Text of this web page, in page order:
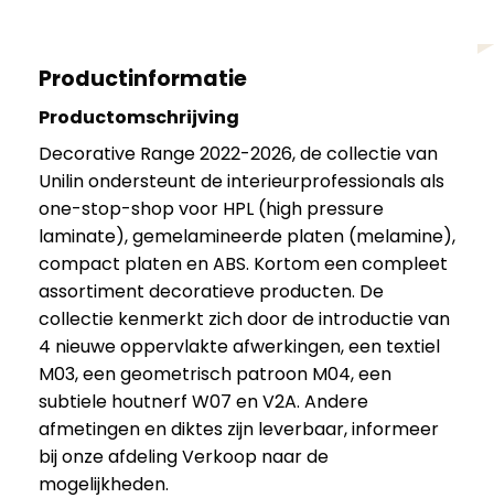
Productinformatie
Productomschrijving
Decorative Range 2022-2026, de collectie van
Unilin ondersteunt de interieurprofessionals als
one-stop-shop voor HPL (high pressure
laminate), gemelamineerde platen (melamine),
compact platen en ABS. Kortom een compleet
assortiment decoratieve producten. De
collectie kenmerkt zich door de introductie van
4 nieuwe oppervlakte afwerkingen, een textiel
M03, een geometrisch patroon M04, een
subtiele houtnerf W07 en V2A. Andere
afmetingen en diktes zijn leverbaar, informeer
bij onze afdeling Verkoop naar de
mogelijkheden.